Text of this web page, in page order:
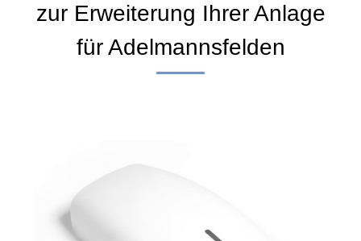
zur Erweiterung Ihrer Anlage
für Adelmannsfelden